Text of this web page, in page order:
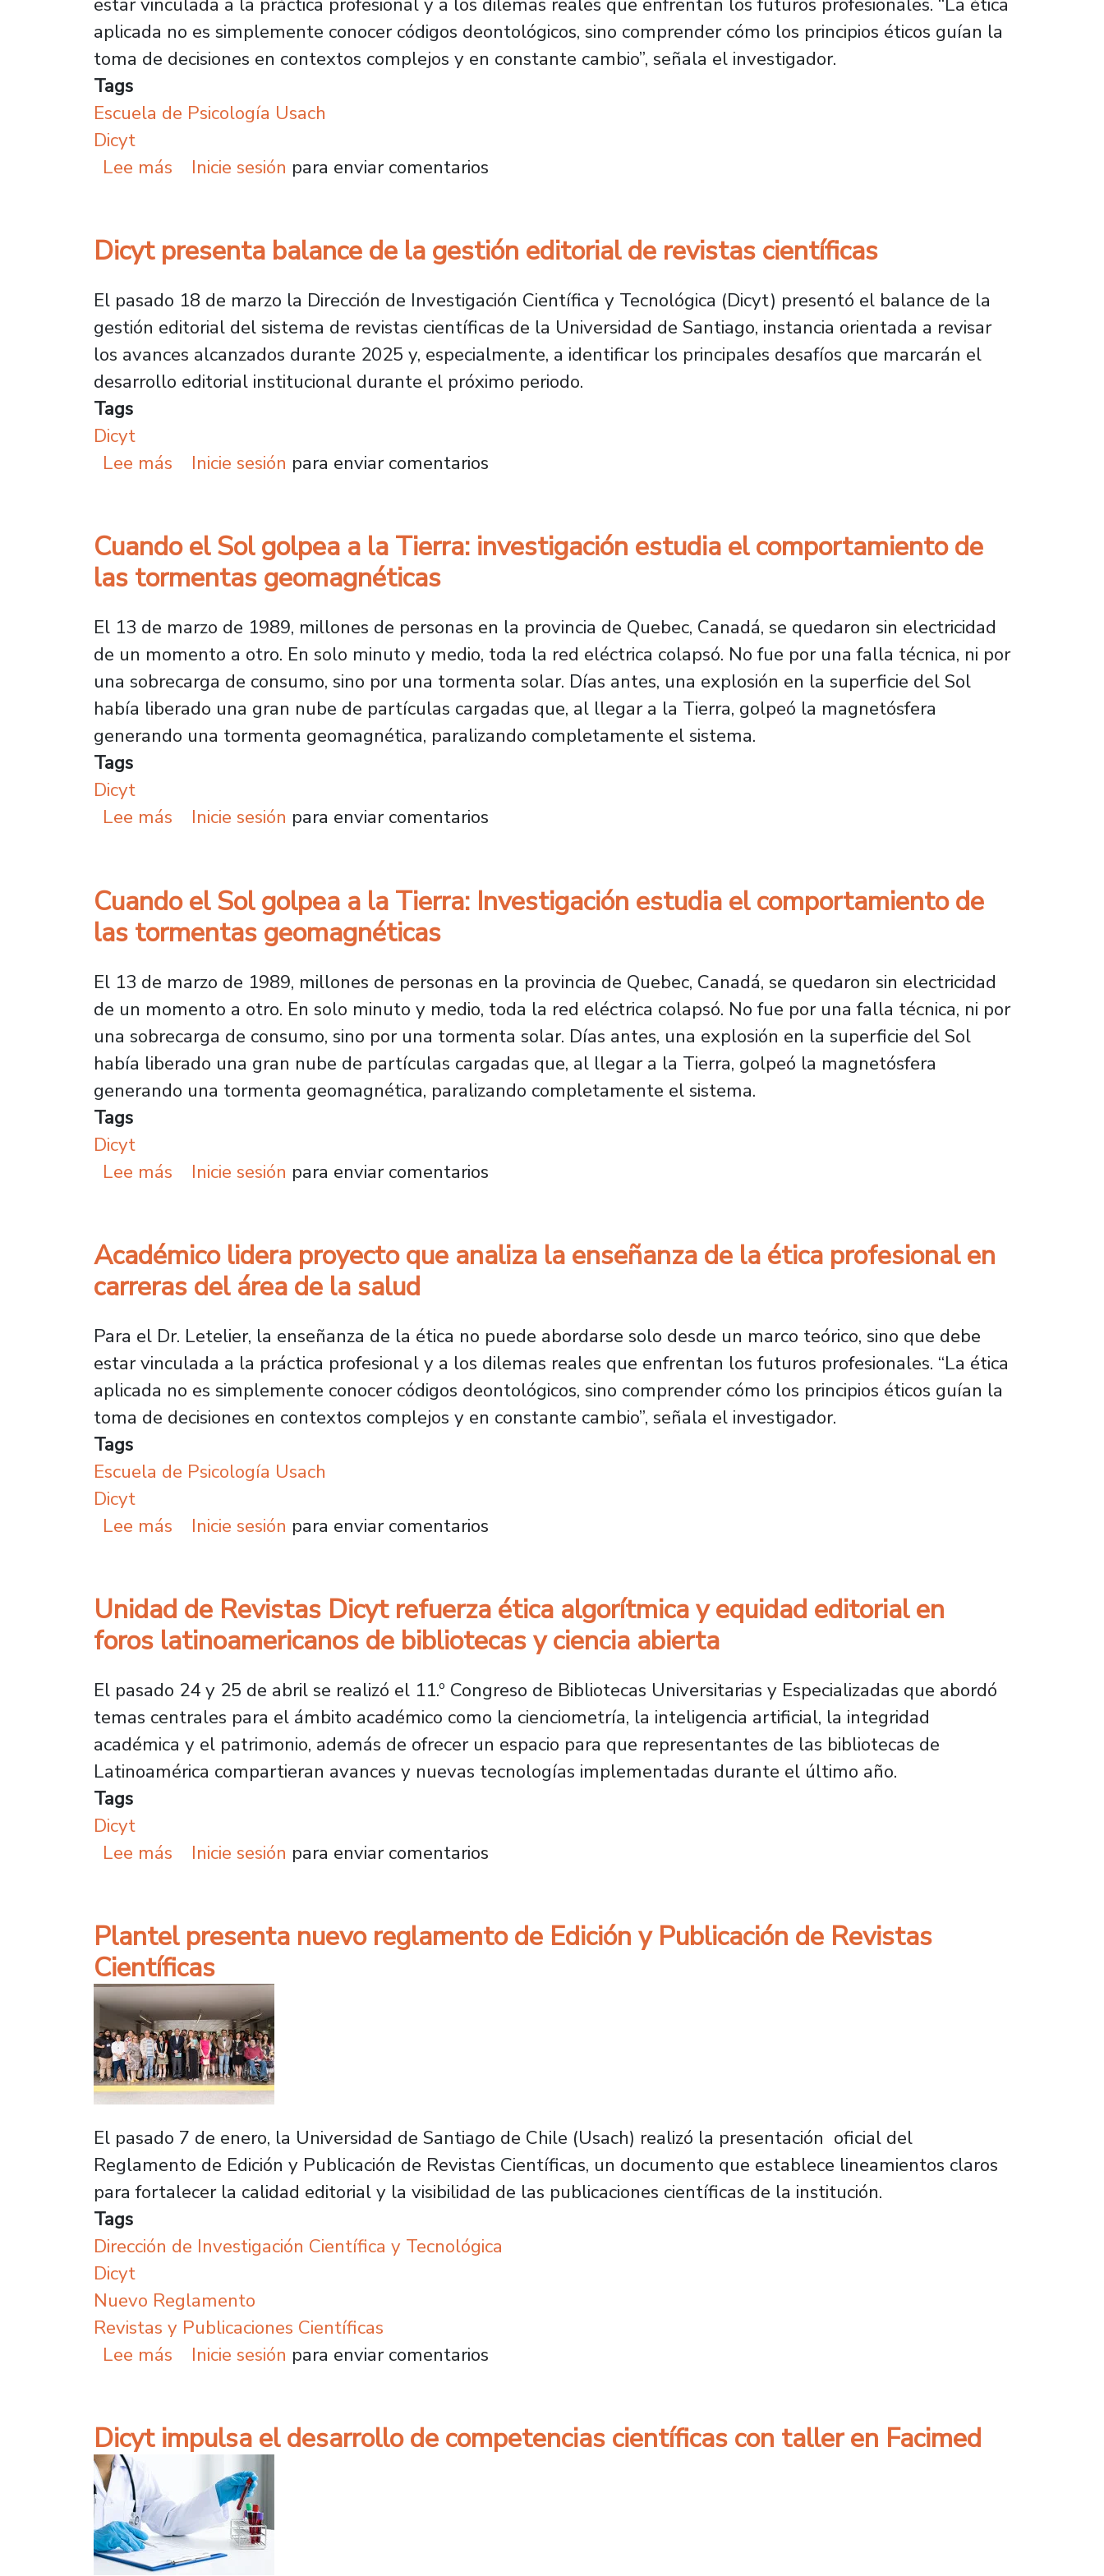
aplicada no es simplemente conocer códigos deontológicos, sino comprender cómo los principios éticos guían la
toma de decisiones en contextos complejos y en constante cambio”, señala el investigador.
Tags
Escuela de Psicología Usach
Dicyt
Lee más sobre Académico lidera proyecto que analiza la enseñanza de la ética profesional en carreras del área de la salud
Inicie sesión para enviar comentarios
Dicyt presenta balance de la gestión editorial de revistas científicas
El pasado 18 de marzo la Dirección de Investigación Científica y Tecnológica (Dicyt) presentó el balance de la
gestión editorial del sistema de revistas científicas de la Universidad de Santiago, instancia orientada a revisar
los avances alcanzados durante 2025 y, especialmente, a identificar los principales desafíos que marcarán el
desarrollo editorial institucional durante el próximo periodo.
Tags
Dicyt
Lee más sobre Dicyt presenta balance de la gestión editorial de revistas científicas
Inicie sesión para enviar comentarios
Cuando el Sol golpea a la Tierra: investigación estudia el comportamiento de
las tormentas geomagnéticas
El 13 de marzo de 1989, millones de personas en la provincia de Quebec, Canadá, se quedaron sin electricidad
de un momento a otro. En solo minuto y medio, toda la red eléctrica colapsó. No fue por una falla técnica, ni por
una sobrecarga de consumo, sino por una tormenta solar. Días antes, una explosión en la superficie del Sol
había liberado una gran nube de partículas cargadas que, al llegar a la Tierra, golpeó la magnetósfera
generando una tormenta geomagnética, paralizando completamente el sistema.
Tags
Dicyt
Lee más sobre Cuando el Sol golpea a la Tierra: investigación estudia el comportamiento de las tormentas geomagnéticas
Inicie sesión para enviar comentarios
Cuando el Sol golpea a la Tierra: Investigación estudia el comportamiento de
las tormentas geomagnéticas
El 13 de marzo de 1989, millones de personas en la provincia de Quebec, Canadá, se quedaron sin electricidad
de un momento a otro. En solo minuto y medio, toda la red eléctrica colapsó. No fue por una falla técnica, ni por
una sobrecarga de consumo, sino por una tormenta solar. Días antes, una explosión en la superficie del Sol
había liberado una gran nube de partículas cargadas que, al llegar a la Tierra, golpeó la magnetósfera
generando una tormenta geomagnética, paralizando completamente el sistema.
Tags
Dicyt
Lee más sobre Cuando el Sol golpea a la Tierra: Investigación estudia el comportamiento de las tormentas
Inicie sesión para enviar comentarios
Académico lidera proyecto que analiza la enseñanza de la ética profesional en
carreras del área de la salud
Para el Dr. Letelier, la enseñanza de la ética no puede abordarse solo desde un marco teórico, sino que debe
estar vinculada a la práctica profesional y a los dilemas reales que enfrentan los futuros profesionales. “La ética
aplicada no es simplemente conocer códigos deontológicos, sino comprender cómo los principios éticos guían la
toma de decisiones en contextos complejos y en constante cambio”, señala el investigador.
Tags
Escuela de Psicología Usach
Dicyt
Lee más sobre Académico lidera proyecto que analiza la enseñanza de la ética profesional en carreras del área de la salud
Inicie sesión para enviar comentarios
Unidad de Revistas Dicyt refuerza ética algorítmica y equidad editorial en
foros latinoamericanos de bibliotecas y ciencia abierta
El pasado 24 y 25 de abril se realizó el 11.º Congreso de Bibliotecas Universitarias y Especializadas que abordó
temas centrales para el ámbito académico como la cienciometría, la inteligencia artificial, la integridad
académica y el patrimonio, además de ofrecer un espacio para que representantes de las bibliotecas de
Latinoamérica compartieran avances y nuevas tecnologías implementadas durante el último año.
Tags
Dicyt
Lee más sobre Unidad de Revistas Dicyt refuerza ética algorítmica y equidad editorial en foros latinoamericanos de
Inicie sesión para enviar comentarios
Plantel presenta nuevo reglamento de Edición y Publicación de Revistas
Científicas
El pasado 7 de enero, la Universidad de Santiago de Chile (Usach) realizó la presentación oficial del
Reglamento de Edición y Publicación de Revistas Científicas, un documento que establece lineamientos claros
para fortalecer la calidad editorial y la visibilidad de las publicaciones científicas de la institución.
Tags
Dirección de Investigación Científica y Tecnológica
Dicyt
Nuevo Reglamento
Revistas y Publicaciones Científicas
Lee más sobre Plantel presenta nuevo reglamento de Edición y Publicación de Revistas Científicas
Inicie sesión para enviar comentarios
Dicyt impulsa el desarrollo de competencias científicas con taller en Facimed